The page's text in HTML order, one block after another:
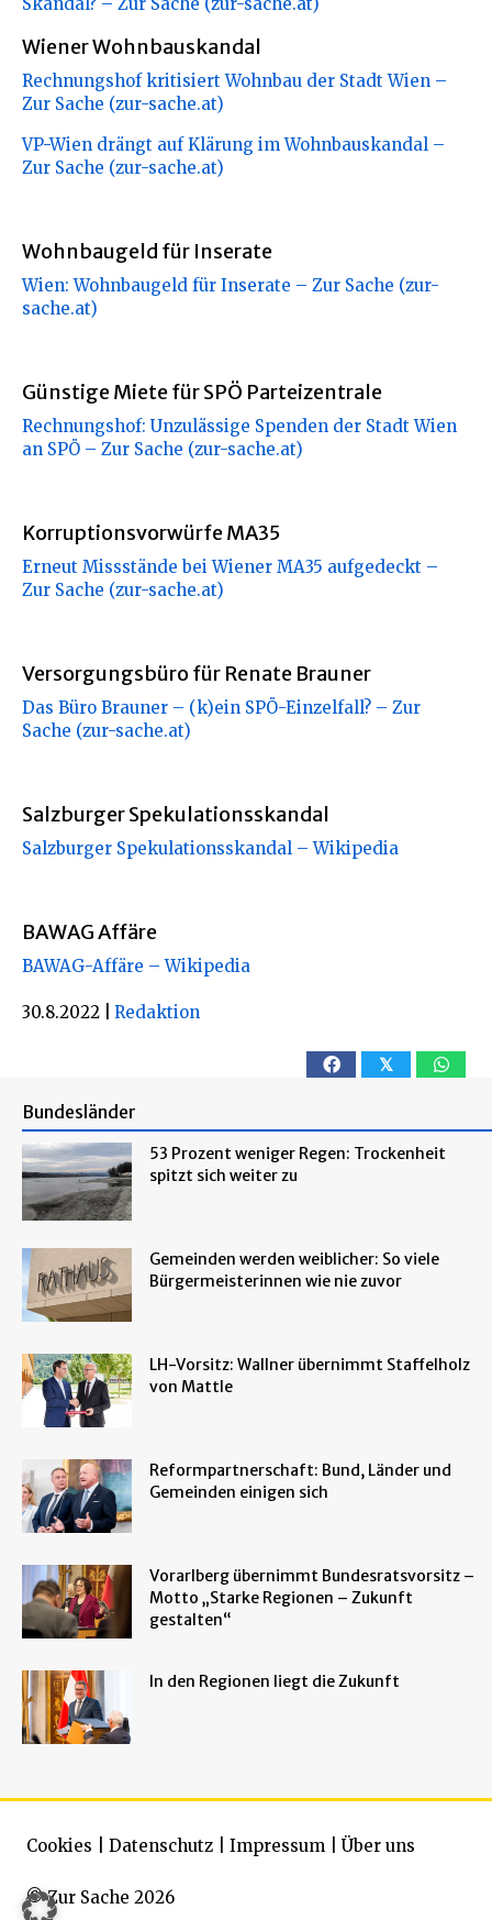
Skandal? – Zur Sache (zur-sache.at)
Wiener Wohnbauskandal
Rechnungshof kritisiert Wohnbau der Stadt Wien –
Zur Sache (zur-sache.at)
VP-Wien drängt auf Klärung im Wohnbauskandal –
Zur Sache (zur-sache.at)
Wohnbaugeld für Inserate
Wien: Wohnbaugeld für Inserate – Zur Sache (zur-
sache.at)
Günstige Miete für SPÖ Parteizentrale
Rechnungshof: Unzulässige Spenden der Stadt Wien
an SPÖ – Zur Sache (zur-sache.at)
Korruptionsvorwürfe MA35
Erneut Missstände bei Wiener MA35 aufgedeckt –
Zur Sache (zur-sache.at)
Versorgungsbüro für Renate Brauner
Das Büro Brauner – (k)ein SPÖ-Einzelfall? – Zur
Sache (zur-sache.at)
Salzburger Spekulationsskandal
Salzburger Spekulationsskandal – Wikipedia
BAWAG Affäre
BAWAG-Affäre – Wikipedia
30.8.2022 Redaktion
𝕏
Bundesländer
53 Prozent weniger Regen: Trockenheit
spitzt sich weiter zu
Gemeinden werden weiblicher: So viele
Bürgermeisterinnen wie nie zuvor
LH-Vorsitz: Wallner übernimmt Staffelholz
von Mattle
Reformpartnerschaft: Bund, Länder und
Gemeinden einigen sich
Vorarlberg übernimmt Bundesratsvorsitz –
Motto „Starke Regionen – Zukunft
gestalten“
In den Regionen liegt die Zukunft
© Zur Sache 2026
Cookies Datenschutz Impressum Über uns